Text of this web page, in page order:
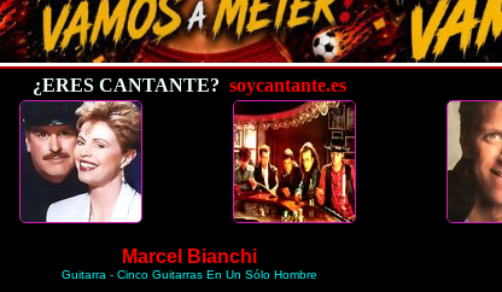
¿ERES CANTANTE? soycantante.es
Marcel Bianchi
Guitarra - Cinco Guitarras En Un Sólo Hombre